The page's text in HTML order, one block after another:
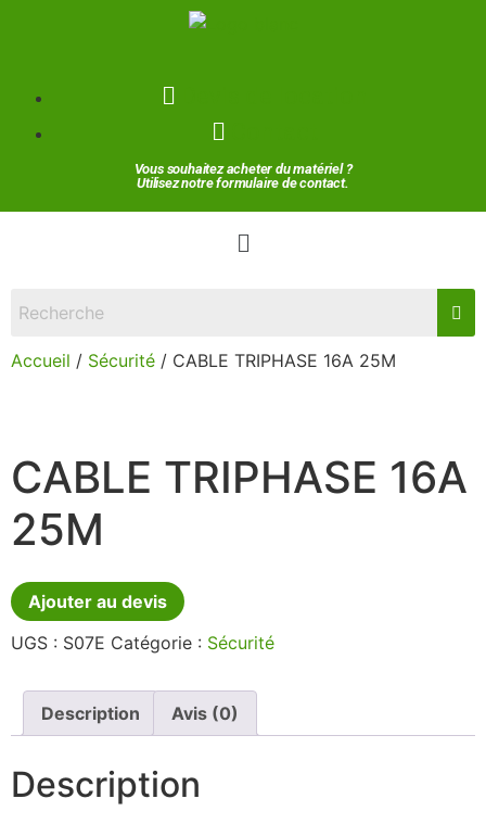
Vous souhaitez acheter du matériel ?
Utilisez notre formulaire de contact.
Accueil / Sécurité / CABLE TRIPHASE 16A 25M
CABLE TRIPHASE 16A
25M
Ajouter au devis
UGS : S07E Catégorie : Sécurité
Description Avis (0)
Description